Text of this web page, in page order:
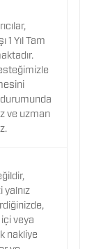
1 Yıl Tam
durumunda
ve uzman
veya
nakliye